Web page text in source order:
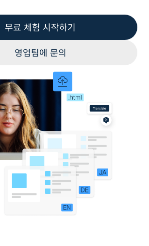
무료 체험 시작하기
영업팀에 문의